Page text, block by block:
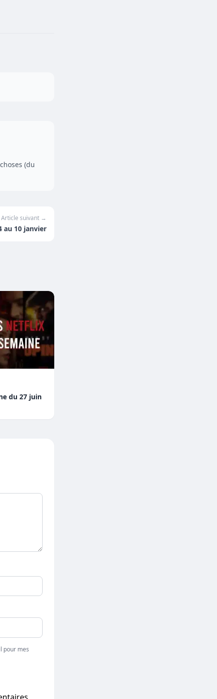
(du
Article suivant →
au 10 janvier
du 27 juin
pour mes